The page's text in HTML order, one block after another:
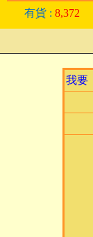
有貨 : 8,372
我要